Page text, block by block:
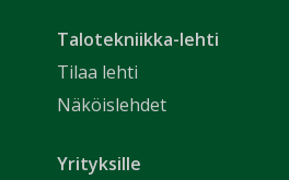
Talotekniikka-lehti
Tilaa lehti
Näköislehdet
Yrityksille